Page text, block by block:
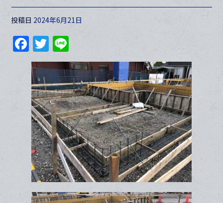
投稿日 2024年6月21日
F
a
c
e
b
o
o
k
T
w
itt
er
n
e